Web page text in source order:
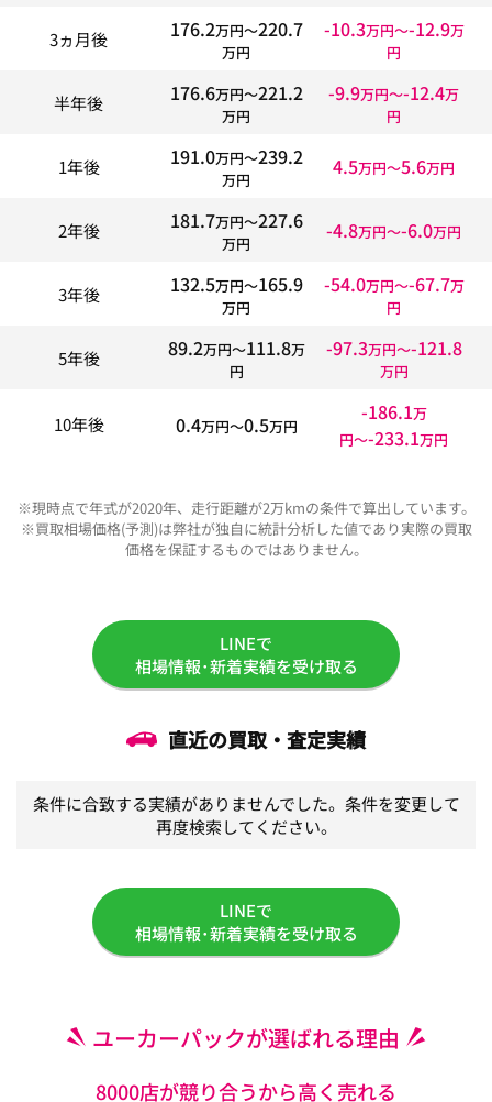
3ヵ月後 176.2万円〜220.7
万円
-10.3万円〜-12.9万
円
半年後 176.6万円〜221.2
万円
-9.9万円〜-12.4万
円
1年後 191.0万円〜239.2
万円 4.5万円〜5.6万円
2年後 181.7万円〜227.6
万円 -4.8万円〜-6.0万円
3年後 132.5万円〜165.9
万円
-54.0万円〜-67.7万
円
5年後 89.2万円〜111.8万
円
-97.3万円〜-121.8
万円
10年後 0.4万円〜0.5万円
-186.1万
円〜-233.1万円
※現時点で年式が2020年、走行距離が2万kmの条件で算出しています。
※買取相場価格(予測)は弊社が独自に統計分析した値であり実際の買取
価格を保証するものではありません。
LINEで
相場情報･新着実績を受け取る
直近の買取・査定実績
条件に合致する実績がありませんでした。条件を変更して
再度検索してください。
LINEで
相場情報･新着実績を受け取る
ユーカーパックが選ばれる理由
8000店が競り合うから高く売れる